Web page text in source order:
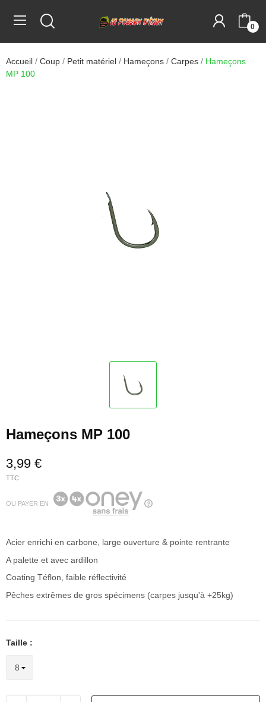
0
Accueil Coup Petit matériel Hameçons Carpes
Hameçons
MP 100
Hameçons MP 100
3,99 €
TTC
OU PAYER EN
Acier enrichi en carbone, large ouverture & pointe rentrante
A palette et avec ardillon
Coating Téflon, faible réflectivité
Pêches extrêmes de gros spécimens (carpes jusqu'à +25kg)
Taille :